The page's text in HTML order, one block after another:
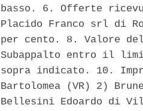
basso. 6. Offerte
Placido Franco srl di
per cento. 8. Valore
Subappalto entro il
sopra indicato. 10.
Bartolomea (VR) 2)
Bellesini Edoardo di